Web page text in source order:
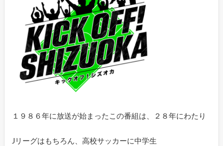
１９８６年に放送が始まったこの番組は、２８年にわたり
Jリーグはもちろん、高校サッカーに中学生